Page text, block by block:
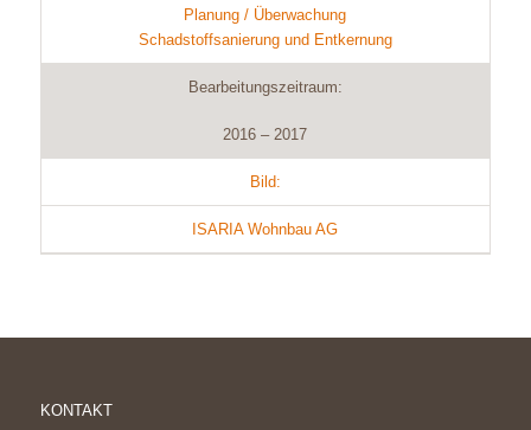
Planung / Überwachung
Schadstoffsanierung und Entkernung
Bearbeitungszeitraum:
2016 – 2017
Bild:
ISARIA Wohnbau AG
KONTAKT